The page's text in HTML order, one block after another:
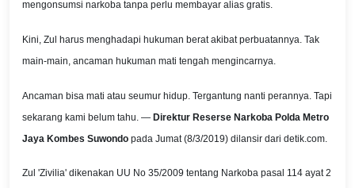
mengonsumsi narkoba tanpa perlu membayar alias gratis.
Kini, Zul harus menghadapi hukuman berat akibat perbuatannya. Tak
main-main, ancaman hukuman mati tengah mengincarnya.
Ancaman bisa mati atau seumur hidup. Tergantung nanti perannya. Tapi
sekarang kami belum tahu. — Direktur Reserse Narkoba Polda Metro
Jaya Kombes Suwondo pada Jumat (8/3/2019) dilansir dari detik.com.
Zul 'Zivilia' dikenakan UU No 35/2009 tentang Narkoba pasal 114 ayat 2